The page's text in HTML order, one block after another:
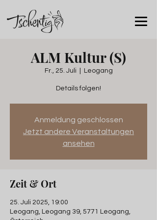
ALM Kultur (S)
Fr., 25. Juli Leogang
Details folgen!
Anmeldung geschlossen
Jetzt andere Veranstaltungen
ansehen
Zeit & Ort
25. Juli 2025, 19:00
Leogang, Leogang 39, 5771 Leogang,